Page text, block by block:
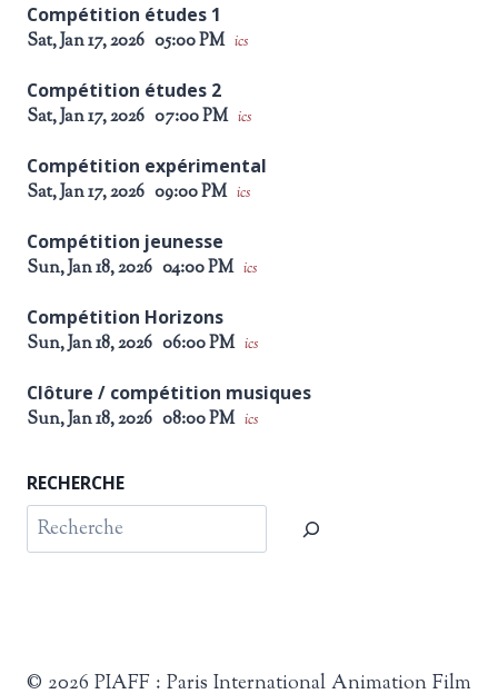
Compétition études 1
Sat, Jan 17, 2026 05:00 PM ics
Compétition études 2
Sat, Jan 17, 2026 07:00 PM ics
Compétition expérimental
Sat, Jan 17, 2026 09:00 PM ics
Compétition jeunesse
Sun, Jan 18, 2026 04:00 PM ics
Compétition Horizons
Sun, Jan 18, 2026 06:00 PM ics
Clôture / compétition musiques
Sun, Jan 18, 2026 08:00 PM ics
RECHERCHE
Rechercher
© 2026 PIAFF : Paris International Animation Film